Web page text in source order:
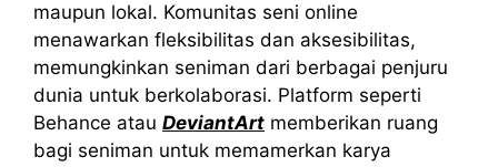
maupun lokal. Komunitas seni online
menawarkan fleksibilitas dan aksesibilitas,
memungkinkan seniman dari berbagai penjuru
dunia untuk berkolaborasi. Platform seperti
Behance atau DeviantArt memberikan ruang
bagi seniman untuk memamerkan karya